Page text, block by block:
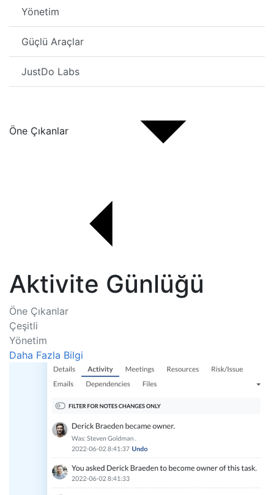
Yönetim
Güçlü Araçlar
JustDo Labs
Öne Çıkanlar
Aktivite Günlüğü
Öne Çıkanlar
Çeşitli
Yönetim
Daha Fazla Bilgi